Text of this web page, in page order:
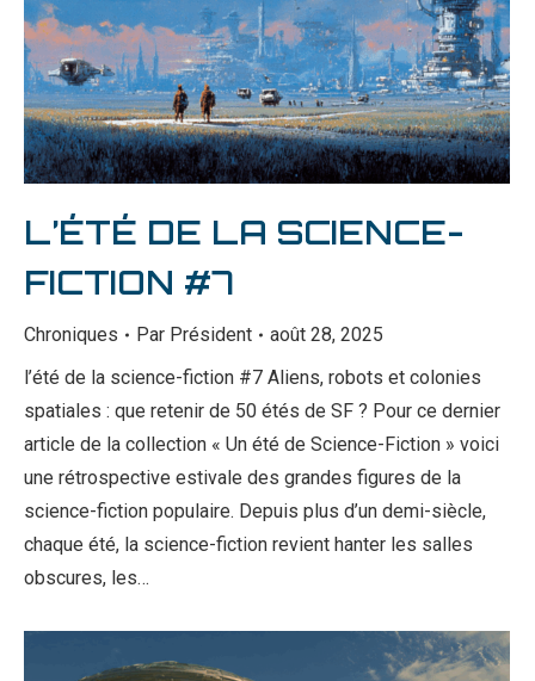
L’ÉTÉ DE LA SCIENCE-
FICTION #7
Chroniques Par Président
août 28, 2025
l’été de la science-fiction #7 Aliens, robots et colonies
spatiales : que retenir de 50 étés de SF ? Pour ce dernier
article de la collection « Un été de Science-Fiction » voici
une rétrospective estivale des grandes figures de la
science-fiction populaire. Depuis plus d’un demi-siècle,
chaque été, la science-fiction revient hanter les salles
obscures, les…